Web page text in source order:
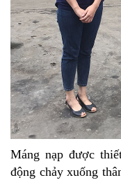
Máng nạp được
động chảy xuống